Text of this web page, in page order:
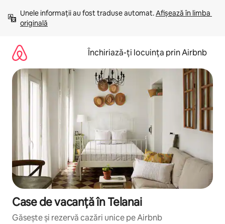
mergi
conținut
Unele informații au fost traduse automat. Afișează în limba
originală
Închiriază-ți locuința prin Airbnb
Case de vacanță în Telanai
Găsește și rezervă cazări unice pe Airbnb